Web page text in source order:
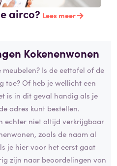
airco? Lees meer
Kokenenwonen
Is de eettafel of de
toe? Of heb je wellicht een
is in dit geval handig als je
adres kunt bestellen.
echter niet altijd verkrijgbaar
zoals de naam al
je hier voor het eerst gaat
zijn naar beoordelingen van